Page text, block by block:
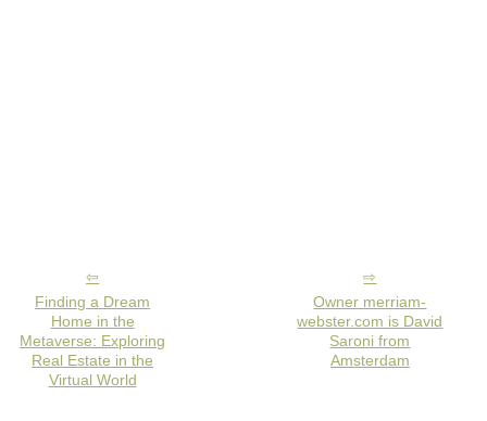
Finding a Dream
Home in the
Metaverse: Exploring
Real Estate in the
Virtual World
Owner merriam-
webster.com is David
Saroni from
Amsterdam